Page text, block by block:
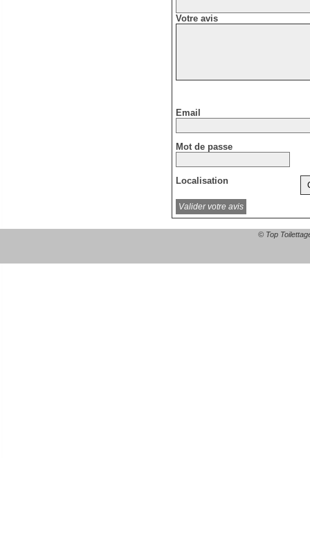
Votre avis
Email
Mot de passe
Localisation
© Top